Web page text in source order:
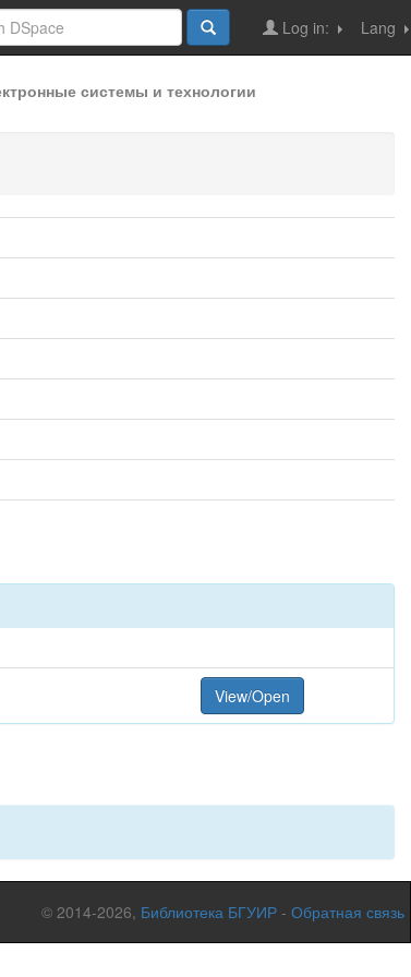
Lang
Log in:
системы и технологии
View/Open
© 2014-2026, Библиотека БГУИР - Обратная связь